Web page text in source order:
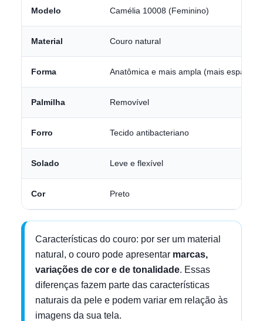
Modelo Camélia 10008 (Feminino)
Material Couro natural
Forma Anatômica e mais ampla (mais espaço
Palmilha Removível
Forro Tecido antibacteriano
Solado Leve e flexível
Cor Preto
Características do couro: por ser um material
natural, o couro pode apresentar marcas,
variações de cor e de tonalidade. Essas
diferenças fazem parte das características
naturais da pele e podem variar em relação às
imagens da sua tela.